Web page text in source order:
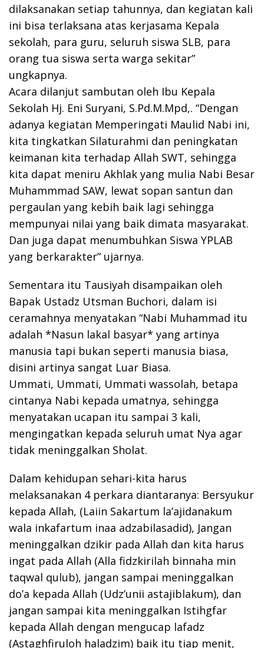
dilaksanakan setiap tahunnya, dan kegiatan kali
ini bisa terlaksana atas kerjasama Kepala
sekolah, para guru, seluruh siswa SLB, para
orang tua siswa serta warga sekitar”
ungkapnya.
Acara dilanjut sambutan oleh Ibu Kepala
Sekolah Hj. Eni Suryani, S.Pd.M.Mpd,. “Dengan
adanya kegiatan Memperingati Maulid Nabi ini,
kita tingkatkan Silaturahmi dan peningkatan
keimanan kita terhadap Allah SWT, sehingga
kita dapat meniru Akhlak yang mulia Nabi Besar
Muhammmad SAW, lewat sopan santun dan
pergaulan yang kebih baik lagi sehingga
mempunyai nilai yang baik dimata masyarakat.
Dan juga dapat menumbuhkan Siswa YPLAB
yang berkarakter” ujarnya.
Sementara itu Tausiyah disampaikan oleh
Bapak Ustadz Utsman Buchori, dalam isi
ceramahnya menyatakan “Nabi Muhammad itu
adalah *Nasun lakal basyar* yang artinya
manusia tapi bukan seperti manusia biasa,
disini artinya sangat Luar Biasa.
Ummati, Ummati, Ummati wassolah, betapa
cintanya Nabi kepada umatnya, sehingga
menyatakan ucapan itu sampai 3 kali,
mengingatkan kepada seluruh umat Nya agar
tidak meninggalkan Sholat.
Dalam kehidupan sehari-kita harus
melaksanakan 4 perkara diantaranya: Bersyukur
kepada Allah, (Laiin Sakartum la’ajidanakum
wala inkafartum inaa adzabilasadid), Jangan
meninggalkan dzikir pada Allah dan kita harus
ingat pada Allah (Alla fidzkirilah binnaha min
taqwal qulub), jangan sampai meninggalkan
do’a kepada Allah (Udz’unii astajiblakum), dan
jangan sampai kita meninggalkan Istihgfar
kepada Allah dengan mengucap lafadz
(Astaghfiruloh haladzim) baik itu tiap menit,